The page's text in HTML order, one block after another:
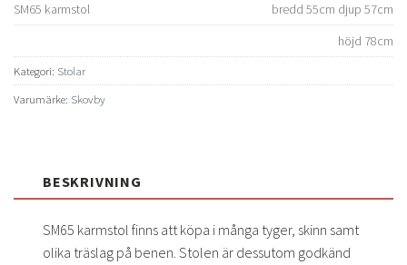
SM65 karmstol
bredd 55cm djup 57cm
höjd 78cm
Kategori: Stolar
Varumärke: Skovby
BESKRIVNING
SM65 karmstol finns att köpa i många tyger, skinn samt
olika träslag på benen. Stolen är dessutom godkänd